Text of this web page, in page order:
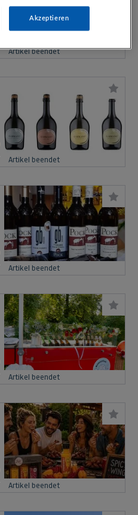
Artikel beendet
Artikel beendet
Artikel beendet
Artikel beendet
Artikel beendet
Akzeptieren